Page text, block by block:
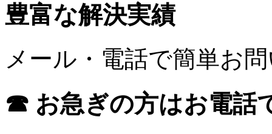
豊富な解決実績
メール・電話で簡単お
☎ お急ぎの方はお電話